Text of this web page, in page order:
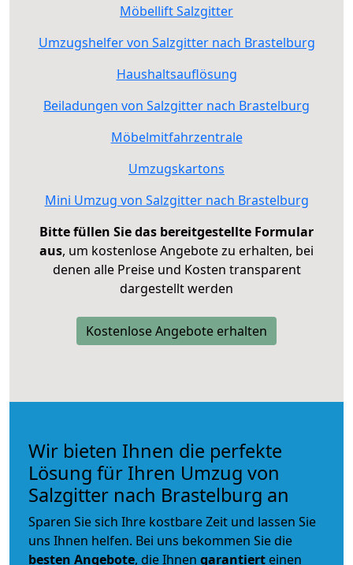
Möbellift Salzgitter
Umzugshelfer von Salzgitter nach Brastelburg
Haushaltsauflösung
Beiladungen von Salzgitter nach Brastelburg
Möbelmitfahrzentrale
Umzugskartons
Mini Umzug von Salzgitter nach Brastelburg
Bitte füllen Sie das bereitgestellte Formular
aus, um kostenlose Angebote zu erhalten, bei
denen alle Preise und Kosten transparent
dargestellt werden
Kostenlose Angebote erhalten
Wir bieten Ihnen die perfekte
Lösung für Ihren Umzug von
Salzgitter nach Brastelburg an
Sparen Sie sich Ihre kostbare Zeit und lassen Sie
uns Ihnen helfen. Bei uns bekommen Sie die
besten Angebote, die Ihnen garantiert einen